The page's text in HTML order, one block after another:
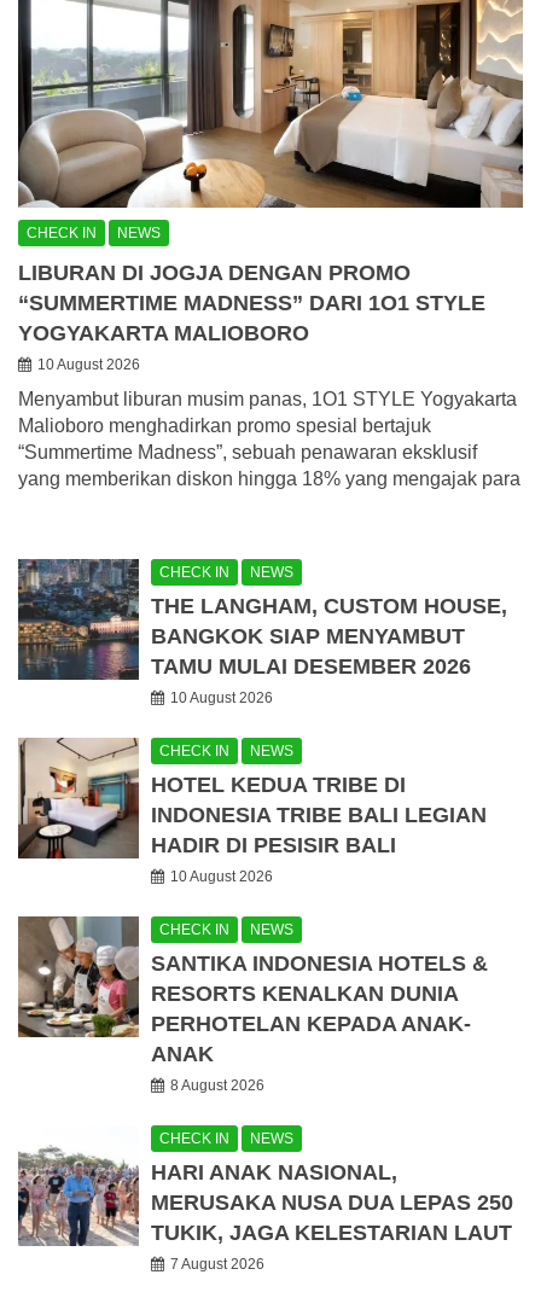
CHECK IN NEWS
LIBURAN DI JOGJA DENGAN PROMO
“SUMMERTIME MADNESS” DARI 1O1 STYLE
YOGYAKARTA MALIOBORO
10 August 2026
Menyambut liburan musim panas, 1O1 STYLE Yogyakarta
Malioboro menghadirkan promo spesial bertajuk
“Summertime Madness”, sebuah penawaran eksklusif
yang memberikan diskon hingga 18% yang mengajak para
CHECK IN NEWS
THE LANGHAM, CUSTOM HOUSE,
BANGKOK SIAP MENYAMBUT
TAMU MULAI DESEMBER 2026
10 August 2026
CHECK IN NEWS
HOTEL KEDUA TRIBE DI
INDONESIA TRIBE BALI LEGIAN
HADIR DI PESISIR BALI
10 August 2026
CHECK IN NEWS
SANTIKA INDONESIA HOTELS &
RESORTS KENALKAN DUNIA
PERHOTELAN KEPADA ANAK-
ANAK
8 August 2026
CHECK IN NEWS
HARI ANAK NASIONAL,
MERUSAKA NUSA DUA LEPAS 250
TUKIK, JAGA KELESTARIAN LAUT
7 August 2026